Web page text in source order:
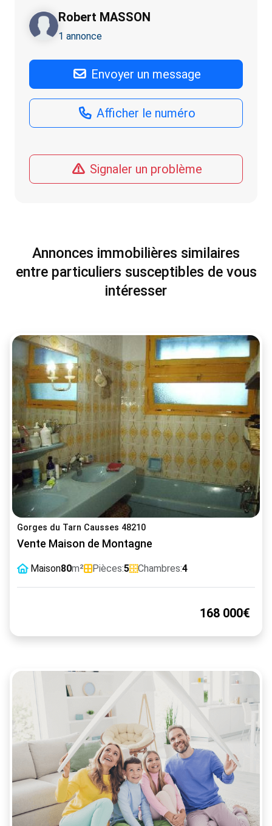
Robert MASSON
1 annonce
Envoyer un message
Afficher le numéro
Signaler un problème
Annonces immobilières similaires
entre particuliers susceptibles de vous
intéresser
Gorges du Tarn Causses 48210
Vente Maison de Montagne
Maison80m² Pièces:5 Chambres:4
168 000€